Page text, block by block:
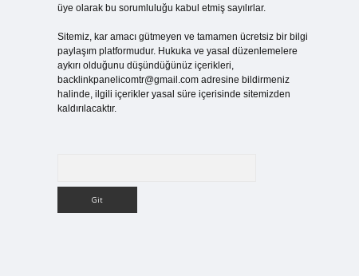
üye olarak bu sorumluluğu kabul etmiş sayılırlar.
Sitemiz, kar amacı gütmeyen ve tamamen ücretsiz bir bilgi
paylaşım platformudur. Hukuka ve yasal düzenlemelere
aykırı olduğunu düşündüğünüz içerikleri,
backlinkpanelicomtr@gmail.comadresine bildirmeniz
halinde, ilgili içerikler yasal süre içerisinde sitemizden
kaldırılacaktır.